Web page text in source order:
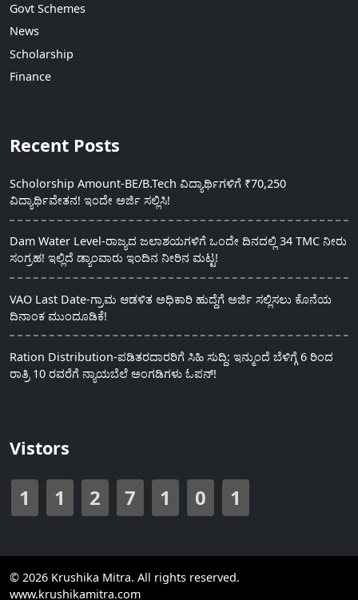
Govt Schemes
News
Scholarship
Finance
Recent Posts
Scholorship Amount-BE/B.Tech ವಿದ್ಯಾರ್ಥಿಗಳಿಗೆ ₹70,250
ವಿದ್ಯಾರ್ಥಿವೇತನ! ಇಂದೇ ಅರ್ಜಿ ಸಲ್ಲಿಸಿ!
Dam Water Level-ರಾಜ್ಯದ ಜಲಾಶಯಗಳಿಗೆ ಒಂದೇ ದಿನದಲ್ಲಿ 34 TMC ನೀರು
ಸಂಗ್ರಹ! ಇಲ್ಲಿದೆ ಡ್ಯಾಂವಾರು ಇಂದಿನ ನೀರಿನ ಮಟ್ಟ!
VAO Last Date-ಗ್ರಾಮ ಆಡಳಿತ ಅಧಿಕಾರಿ ಹುದ್ದೆಗೆ ಅರ್ಜಿ ಸಲ್ಲಿಸಲು ಕೊನೆಯ
ದಿನಾಂಕ ಮುಂದೂಡಿಕೆ!
Ration Distribution-ಪಡಿತರದಾರರಿಗೆ ಸಿಹಿ ಸುದ್ದಿ: ಇನ್ಮುಂದೆ ಬೆಳಿಗ್ಗೆ 6 ರಿಂದ
ರಾತ್ರಿ 10 ರವರೆಗೆ ನ್ಯಾಯಬೆಲೆ ಅಂಗಡಿಗಳು ಓಪನ್!
Vistors
1 1 2 7 1 0 1
© 2026 Krushika Mitra. All rights reserved.
www.krushikamitra.com